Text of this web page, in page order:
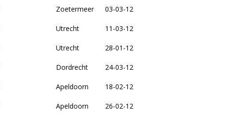
Zoetermeer 03-03-12
Utrecht 11-03-12
Utrecht 28-01-12
Dordrecht 24-03-12
Apeldoorn 18-02-12
Apeldoorn 26-02-12